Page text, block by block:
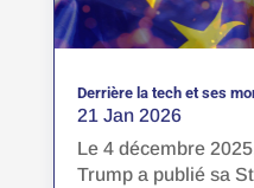
Derrière la tech et ses
21 Jan 2026
Le 4 décembre
Trump a publié sa